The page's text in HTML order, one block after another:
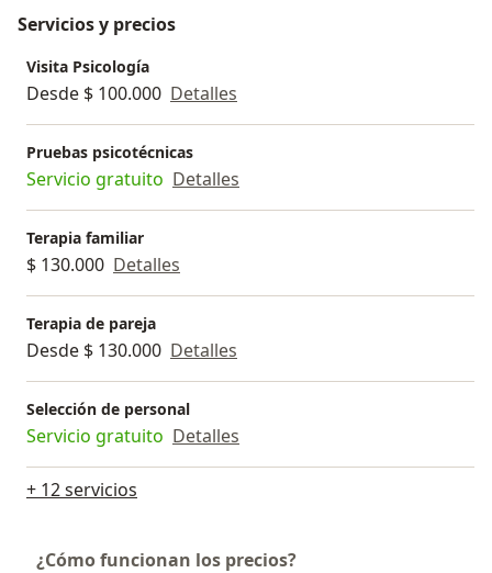
Servicios y precios
Visita Psicología
Desde $ 100.000 Detalles
Pruebas psicotécnicas
Servicio gratuito Detalles
Terapia familiar
$ 130.000 Detalles
Terapia de pareja
Desde $ 130.000 Detalles
Selección de personal
Servicio gratuito Detalles
+ 12 servicios
¿Cómo funcionan los precios?